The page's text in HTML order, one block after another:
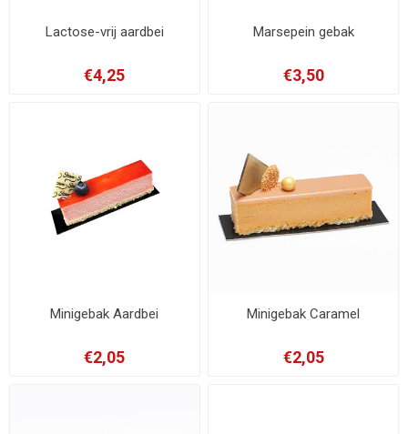
Lactose-vrij aardbei
€4,25
Marsepein gebak
€3,50
Minigebak Aardbei
€2,05
Minigebak Caramel
€2,05